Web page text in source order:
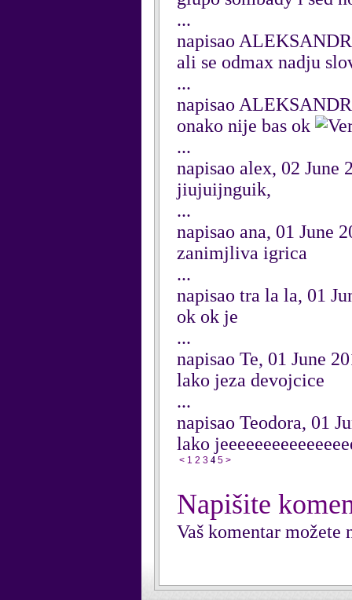
...
napisao
ali se odmax nadju
...
napisao
onako nije bas ok
...
napisao alex, 02 June
jiujuijnguik,
...
napisao ana, 01 June
zanimjliva igrica
...
napisao tra la la, 01
ok ok je
...
napisao Te, 01 June
lako jeza devojcice
...
napisao Teodora, 01
lako
< 1 2 3 4 5 >
Napišite
Vaš komentar možete